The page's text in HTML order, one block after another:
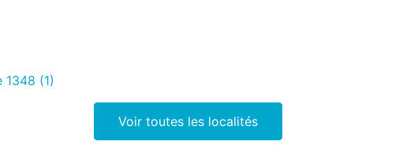
1348 (1)
Voir toutes les localités